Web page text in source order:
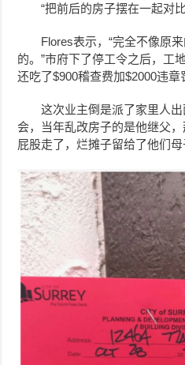
“把前后的房子摆在一起对
Flores表示，“完全不像原
的。”市府下了停工令之后，工
还吃了$900稽查费加$2000违章
这次业主倒是派了家里人
会，当年乱改房子的是他继父
屁股走了，烂摊子留给了他们母